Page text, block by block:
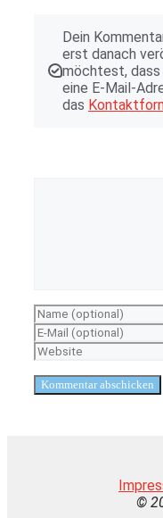
Dein
erst danach
möchtest, dass
eine E-Mail-
das
Name
E-
Mail-
Adresse
Website
©